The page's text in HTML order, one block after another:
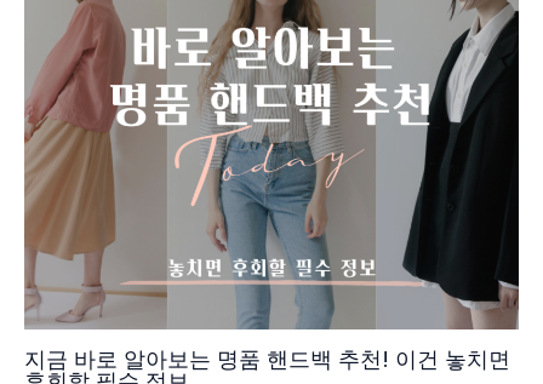
지금 바로 알아보는 명품 핸드백 추천! 이건 놓치면